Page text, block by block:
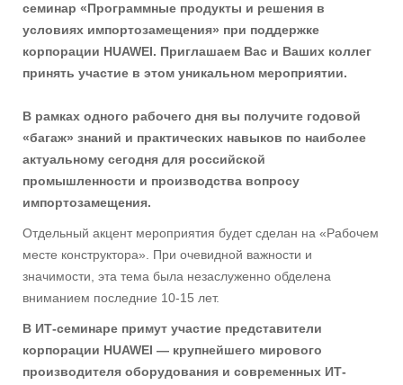
семинар «Программные продукты и решения в
условиях импортозамещения» при поддержке
корпорации HUAWEI. Приглашаем Вас и Ваших коллег
принять участие в этом уникальном мероприятии.
В рамках одного рабочего дня вы получите годовой
«багаж» знаний и практических навыков по наиболее
актуальному сегодня для российской
промышленности и производства вопросу
импортозамещения.
Отдельный акцент мероприятия будет сделан на «Рабочем
месте конструктора». При очевидной важности и
значимости, эта тема была незаслуженно обделена
вниманием последние 10-15 лет.
В ИТ-семинаре примут участие представители
корпорации HUAWEI — крупнейшего мирового
производителя оборудования и современных ИТ-